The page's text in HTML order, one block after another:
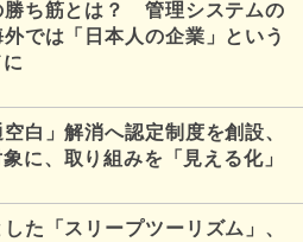
勝ち筋とは？ 管理システムの
では「日本人の企業」という
白」解消へ認定制度を創設、
に、取り組みを「見える化」
た「スリープツーリズム」、